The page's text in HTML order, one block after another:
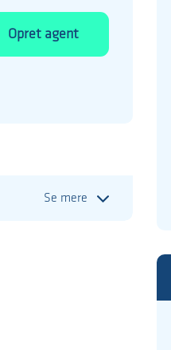
Opret agent
Se mere